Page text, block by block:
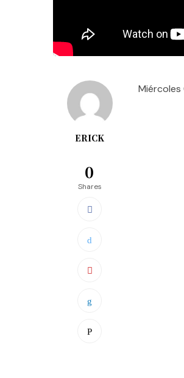
ERICK
0
Shares